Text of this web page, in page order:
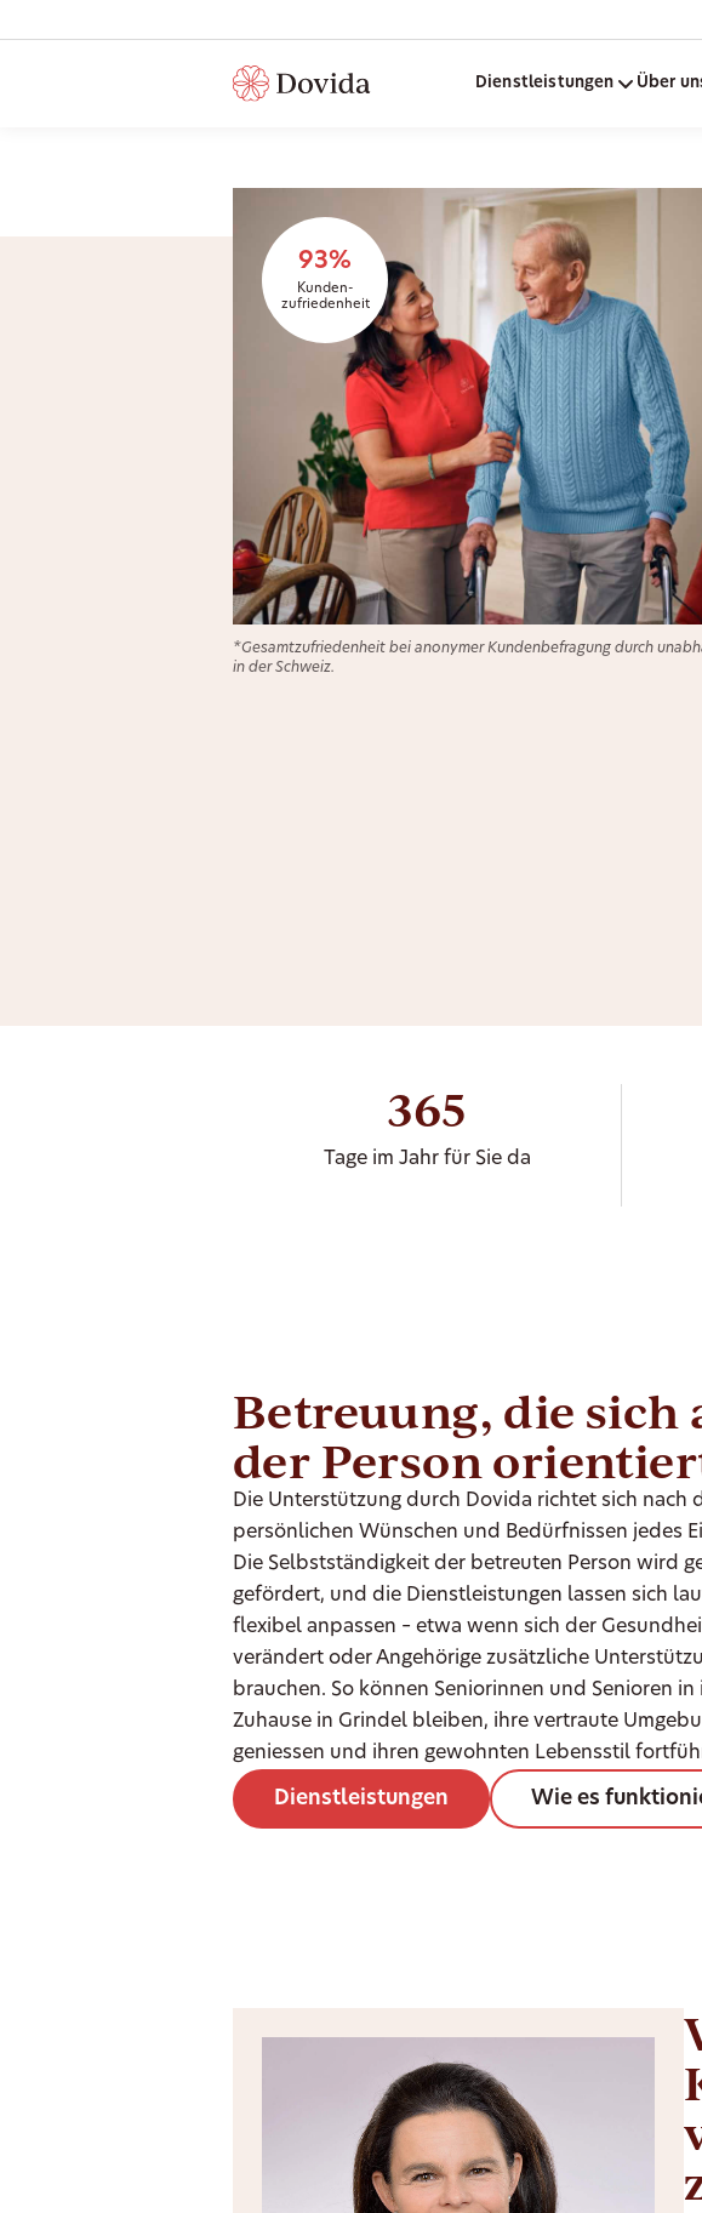
Dienstleistungen Über
93%
Kunden-
zufriedenheit
*Gesamtzufriedenheit bei anonymer Kundenbefragung durch
in der Schweiz.
365
Tage im Jahr für Sie da
Betreuung, die sich
der Person
Die Unterstützung durch Dovida richtet sich nach
persönlichen Wünschen und Bedürfnissen jedes
Die Selbstständigkeit der betreuten Person wird
gefördert, und die Dienstleistungen lassen sich
flexibel anpassen – etwa wenn sich der
verändert oder Angehörige zusätzliche
brauchen. So können Seniorinnen und Senioren in
Zuhause in Grindel bleiben, ihre vertraute
geniessen und ihren gewohnten Lebensstil
Dienstleistungen Wie es